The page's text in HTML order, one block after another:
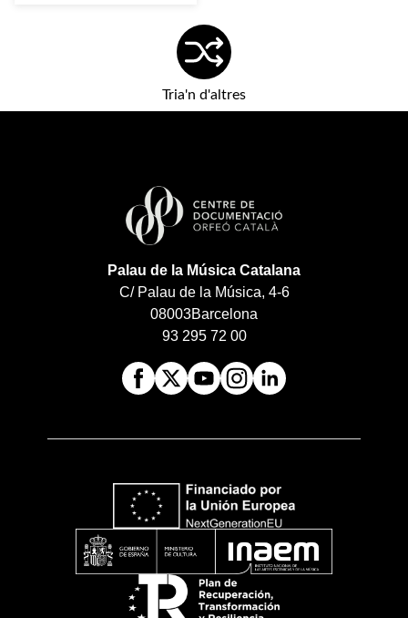
Tria'n d'altres
Palau de la Música Catalana
C/ Palau de la Música, 4-6
08003Barcelona
93 295 72 00